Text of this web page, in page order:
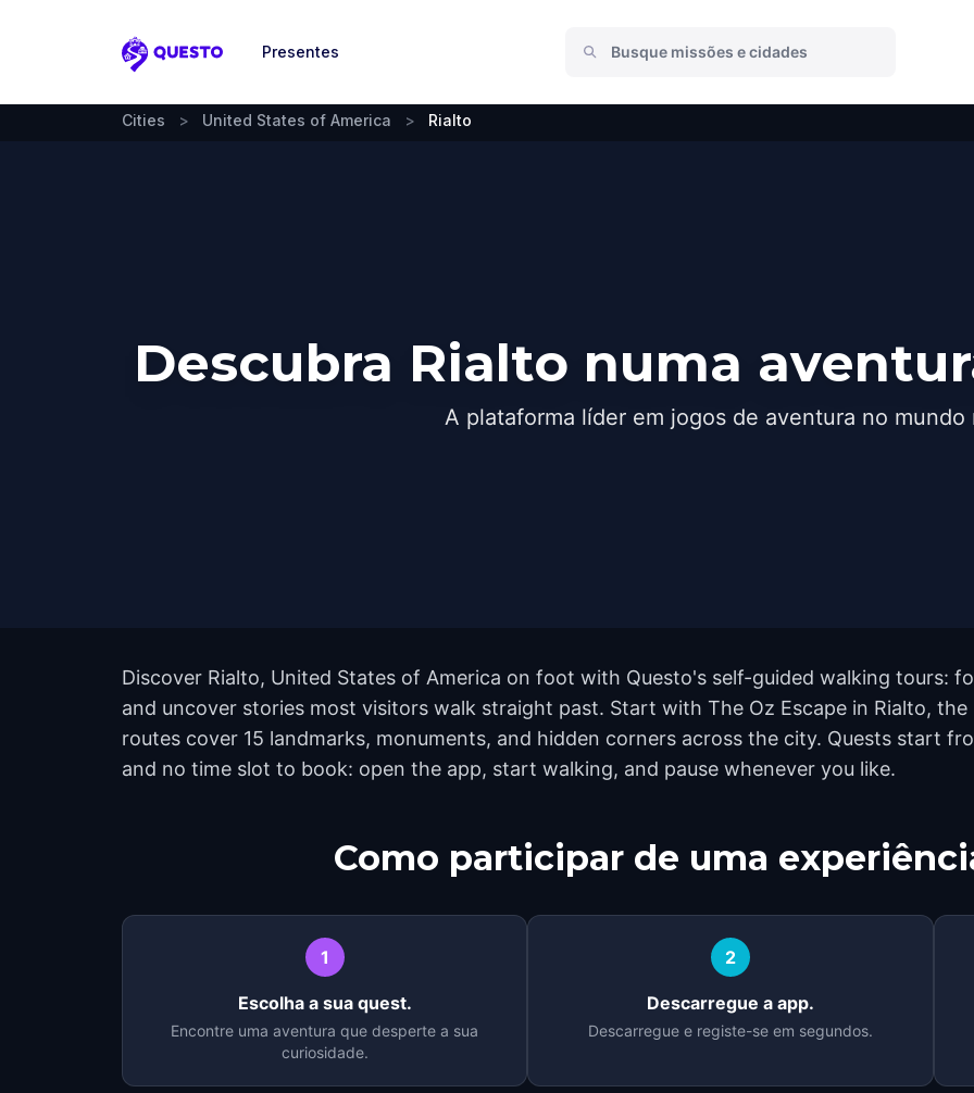
Questo
Presentes
Cities > United States of America > Rialto
Descubra Rialto numa
A plataforma líder em jogos de aventura no mundo
Discover Rialto, United States of America on foot with Questo's self-guided walking tours:
and uncover stories most visitors walk straight past. Start with The Oz Escape in Rialto,
routes cover 15 landmarks, monuments, and hidden corners across the city. Quests start
and no time slot to book: open the app, start walking, and pause whenever you like.
Como participar de uma
1
Escolha a sua quest.
Encontre uma aventura que desperte a sua
curiosidade.
2
Descarregue a app.
Descarregue e registe-se em segundos.